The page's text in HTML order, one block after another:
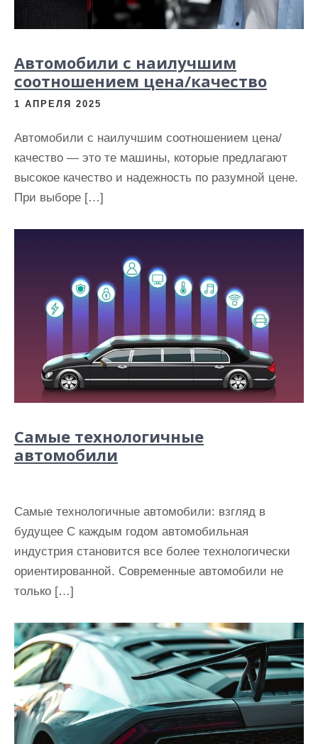
Автомобили с наилучшим
соотношением цена/качество
1 АПРЕЛЯ 2025
Автомобили с наилучшим соотношением цена/
качество — это те машины, которые предлагают
высокое качество и надежность по разумной цене.
При выборе […]
Самые технологичные
автомобили
Самые технологичные автомобили: взгляд в
будущее С каждым годом автомобильная
индустрия становится все более технологически
ориентированной. Современные автомобили не
только […]